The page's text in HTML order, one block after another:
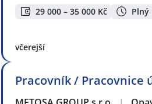
29 000 – 35 000 Kč Plný
včerejší
Pracovník / Pracovnice